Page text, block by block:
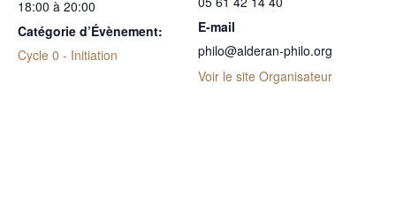
18:00 à 20:00
Catégorie d’Évènement:
Cycle 0 - Initiation
E-mail
philo@alderan-philo.org
Voir le site Organisateur